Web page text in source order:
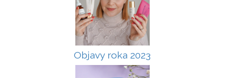
Objavy roka 2023